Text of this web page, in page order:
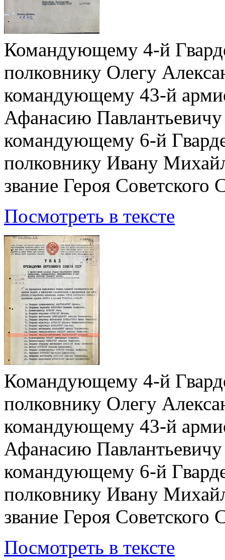
Командующему 4-й
полковнику Олегу
командующему 43-й
Афанасию
командующему 6-й
полковнику Ивану
звание Героя Советского
Посмотреть в тексте
Командующему 4-й
полковнику Олегу
командующему 43-й
Афанасию
командующему 6-й
полковнику Ивану
звание Героя Советского
Посмотреть в тексте